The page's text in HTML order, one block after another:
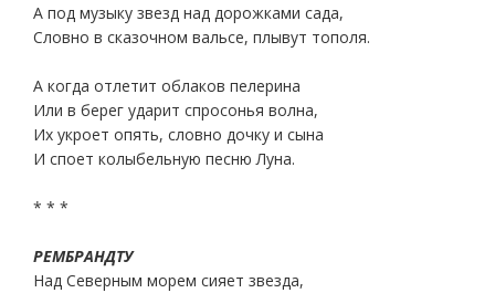
А под музыку звезд над дорожками сада,
Словно в сказочном вальсе, плывут тополя.
А когда отлетит облаков пелерина
Или в берег ударит спросонья волна,
Их укроет опять, словно дочку и сына
И споет колыбельную песню Луна.
* * *
РЕМБРАНДТУ
Над Северным морем сияет звезда,